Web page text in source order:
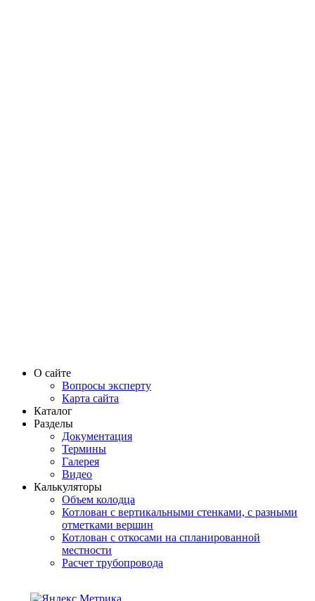
О сайте
Вопросы эксперту
Карта сайта
Каталог
Разделы
Документация
Термины
Галерея
Видео
Калькуляторы
Объем колодца
Котлован с вертикальными стенками, с разными
отметками вершин
Котлован с откосами на спланированной
местности
Расчет трубопровода